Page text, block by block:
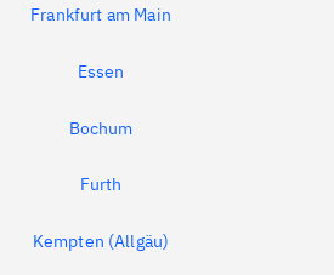
Frankfurt am Main
Essen
Bochum
Furth
Kempten (Allgäu)